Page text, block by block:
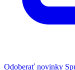
Odoberať novinky